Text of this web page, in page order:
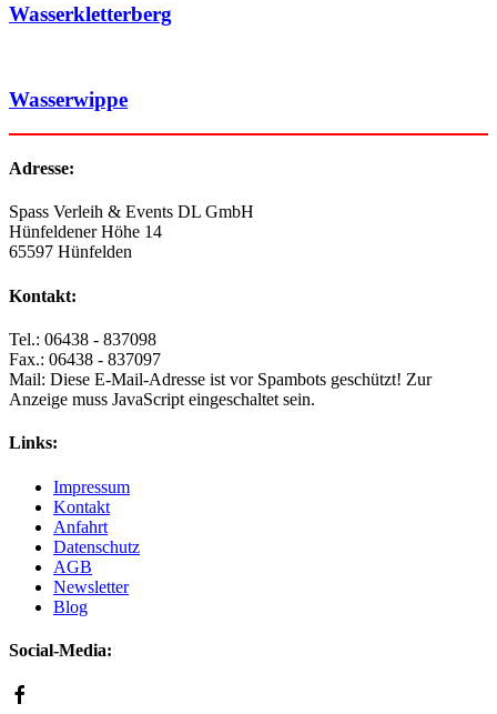
Wasserkletterberg
Wasserwippe
Adresse:
Spass Verleih & Events DL GmbH
Hünfeldener Höhe 14
65597 Hünfelden
Kontakt:
Tel.: 06438 - 837098
Fax.: 06438 - 837097
Mail: Diese E-Mail-Adresse ist vor Spambots geschützt! Zur
Anzeige muss JavaScript eingeschaltet sein.
Links:
Impressum
Kontakt
Anfahrt
Datenschutz
AGB
Newsletter
Blog
Social-Media: